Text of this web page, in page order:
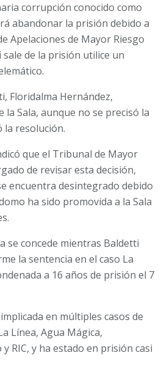
corrupción conocido como
abandonar la prisión debido a
Apelaciones de Mayor Riesgo
de la prisión utilice un
Floridalma Hernández,
la Sala, aunque no se precisó la
la resolución.
que el Tribunal de Mayor
de revisar esta decisión,
encuentra desintegrado debido
ha sido promovida a la Sala
se concede mientras Baldetti
la sentencia en el caso La
a 16 años de prisión el 7
en múltiples casos de
Línea, Agua Mágica,
RIC, y ha estado en prisión casi